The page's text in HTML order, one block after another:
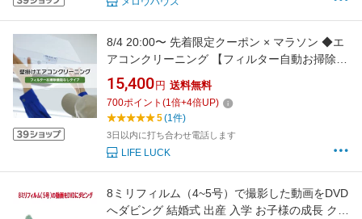
8/4 20:00〜 先着限定クーポン × マラソン ◆エ
アコンクリーニング 【フィルター自動お掃除な
しタイプ】 （家庭用壁掛けエアコン）// 大掃除
15,400 円 送料無料
700ポイント (1倍+4倍UP)
5(1件)
3日以内に打ち合わせ電話します
LIFE LUCK
8ミリフィルム（4~5号）で撮影した動画をDVD
へダビング 結婚式 出産 入学 お子様の成長 クラ